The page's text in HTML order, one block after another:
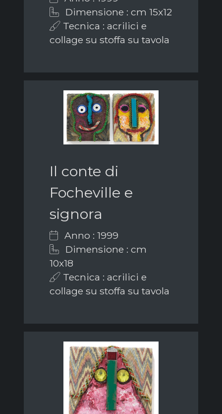
Dimensione : cm 15x12
Tecnica : acrilici e
collage su stoffa su tavola
Il conte di
Focheville e
signora
Anno : 1999
Dimensione : cm
10x18
Tecnica : acrilici e
collage su stoffa su tavola